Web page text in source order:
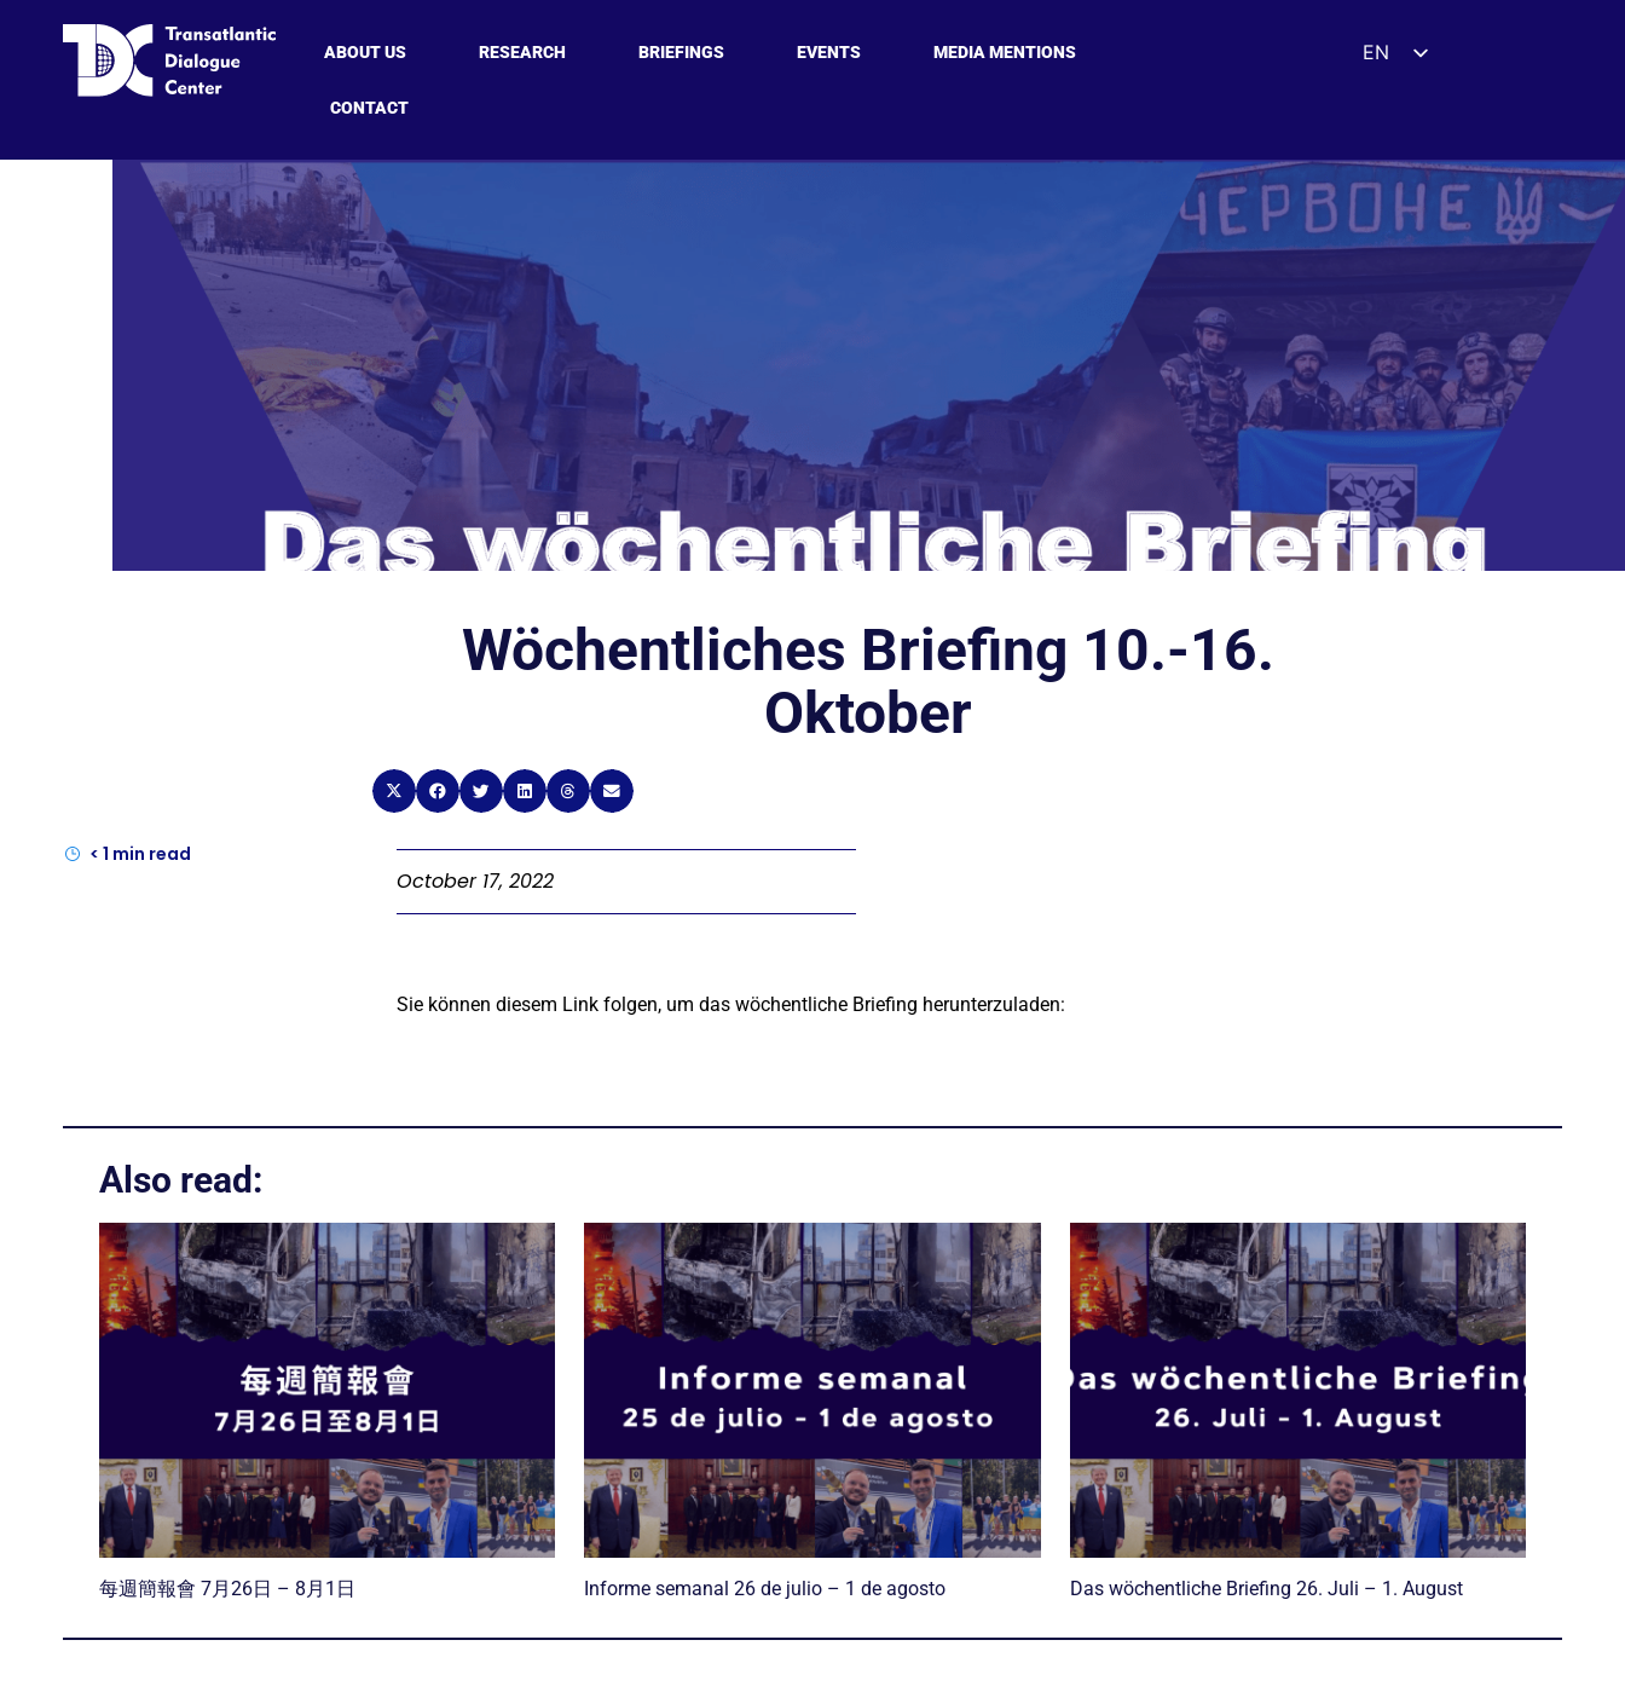
ABOUT US RESEARCH BRIEFINGS EVENTS MEDIA MENTIONS
CONTACT
EN
FR
ZH
AR
IT
Wöchentliches Briefing 10.-16.
Oktober
< 1 min read
October 17, 2022
Sie können diesem Link folgen, um das wöchentliche Briefing herunterzuladen:
Also read:
每週簡報會 7月26日 – 8月1日 Informe semanal 26 de julio – 1 de agosto Das wöchentliche Briefing 26. Juli – 1. August